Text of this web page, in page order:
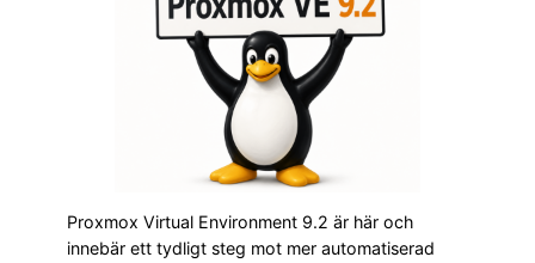
Proxmox Virtual Environment 9.2 är här och
innebär ett tydligt steg mot mer automatiserad